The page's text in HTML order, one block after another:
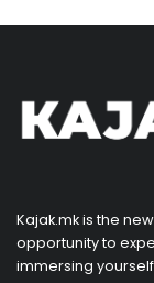
Kajak.mk is the
opportunity to
immersing